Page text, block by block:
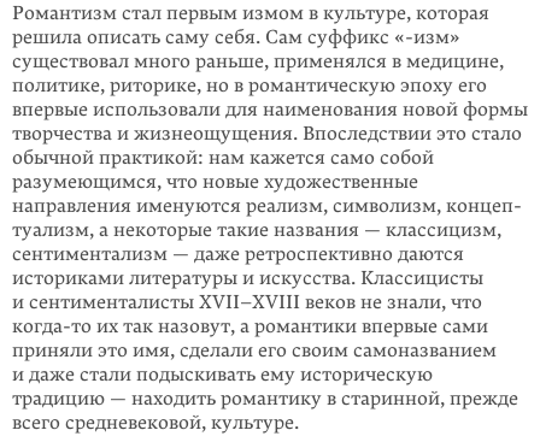
Романтизм стал первым измом в культуре, которая
решила описать саму себя. Сам суффикс «-изм»
существовал много раньше, применялся в медицине,
политике, риторике, но в романтическую эпоху его
впервые использовали для наименования новой формы
творчества и жизнеощущения. Впоследствии это стало
обычной практикой: нам кажется само собой
разумеющимся, что новые художе­ственные
направления именуются реализм, символизм, концеп­
туа­лизм, а некоторые такие названия — классицизм,
сентиментализм — даже ретроспективно даются
историками литературы и искусства. Класси­цисты
и сентименталисты XVII–XVIII веков не знали, что
когда-то их так назовут, а романтики впервые сами
приняли это имя, сделали его своим самоназванием
и даже стали подыскивать ему историческую
традицию — находить роман­тику в старинной, прежде
всего средневековой, культуре.